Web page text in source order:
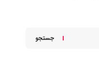
جستجو